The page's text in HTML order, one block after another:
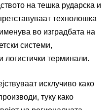
на тешка рударска и
технолошка
во изградбата на
системи,
логистички терминали.
исклучиво како
туку како